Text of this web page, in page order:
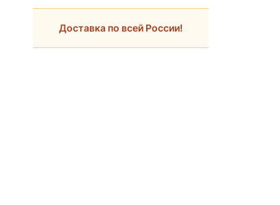
Доставка по всей России!